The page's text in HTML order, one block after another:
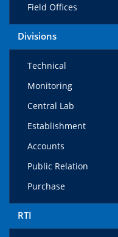
Field Offices
Divisions
Technical
Monitoring
Central Lab
Establishment
Accounts
Public Relation
Purchase
RTI